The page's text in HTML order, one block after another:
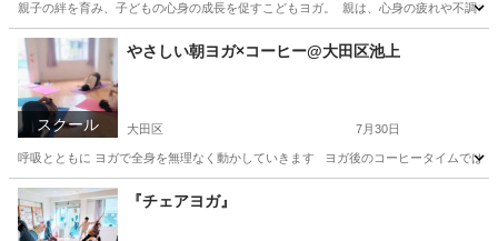
親子の絆を育み、子どもの心身の成長を促すこどもヨガ。 親は、心身の疲れや不調
東京 大田区 池上駅 ヨガ 親子
スクール
やさしい朝ヨガ×コーヒー@大田区池上
大田区 7月30日
呼吸とともに ヨガで全身を無理なく動かしていきます ヨガ後のコーヒータイムでは
東京 大田区 ヨガ SNS
『チェアヨガ』